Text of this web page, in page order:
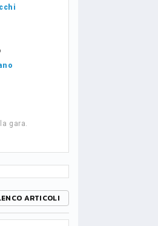
gara.
ARTICOLI